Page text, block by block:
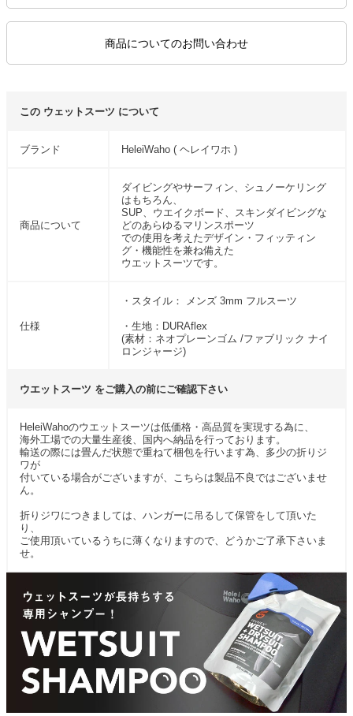
商品についてのお問い合わせ
この ウェットスーツ について
ブランド HeleiWaho ( ヘレイワホ )
商品について
ダイビングやサーフィン、シュノーケリング
はもちろん、
SUP、ウエイクボード、スキンダイビングな
どのあらゆるマリンスポーツ
での使用を考えたデザイン・フィッティン
グ・機能性を兼ね備えた
ウエットスーツです。
仕様
・スタイル： メンズ 3mm フルスーツ
・生地：DURAflex
(素材：ネオプレーンゴム /ファブリック ナイ
ロンジャージ)
ウエットスーツ をご購入の前にご確認下さい
HeleiWahoのウエットスーツは低価格・高品質を実現する為に、
海外工場での大量生産後、国内へ納品を行っております。
輸送の際には畳んだ状態で重ねて梱包を行います為、多少の折りジ
ワが
付いている場合がございますが、こちらは製品不良ではございませ
ん。
折りジワにつきましては、ハンガーに吊るして保管をして頂いた
り、
ご使用頂いているうちに薄くなりますので、どうかご了承下さいま
せ。